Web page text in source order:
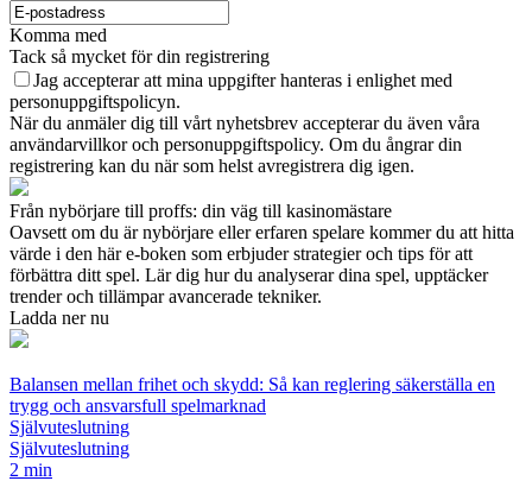
Komma med
Tack så mycket för din registrering
Jag accepterar att mina uppgifter hanteras i enlighet med
personuppgiftspolicyn.
När du anmäler dig till vårt nyhetsbrev accepterar du även våra
användarvillkor och personuppgiftspolicy. Om du ångrar din
registrering kan du när som helst avregistrera dig igen.
Från nybörjare till proffs: din väg till kasinomästare
Oavsett om du är nybörjare eller erfaren spelare kommer du att hitta
värde i den här e-boken som erbjuder strategier och tips för att
förbättra ditt spel. Lär dig hur du analyserar dina spel, upptäcker
trender och tillämpar avancerade tekniker.
Ladda ner nu
Balansen mellan frihet och skydd: Så kan reglering säkerställa en
trygg och ansvarsfull spelmarknad
Självuteslutning
Självuteslutning
2 min